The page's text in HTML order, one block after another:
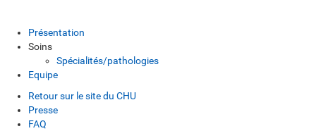
Présentation
Soins
Spécialités/pathologies
Equipe
Retour sur le site du CHU
Presse
FAQ